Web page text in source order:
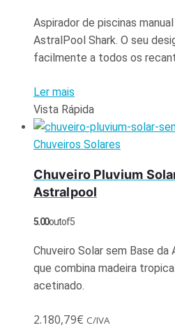
Aspirador de piscinas
AstralPool Shark. O seu
facilmente a todos os
Ler mais
Vista Rápida
Chuveiros Solares
Chuveiro Pluvium
Astralpool
5.00out of 5
Chuveiro Solar sem Base
que combina madeira
acetinado.
2.180,79€ C/IVA